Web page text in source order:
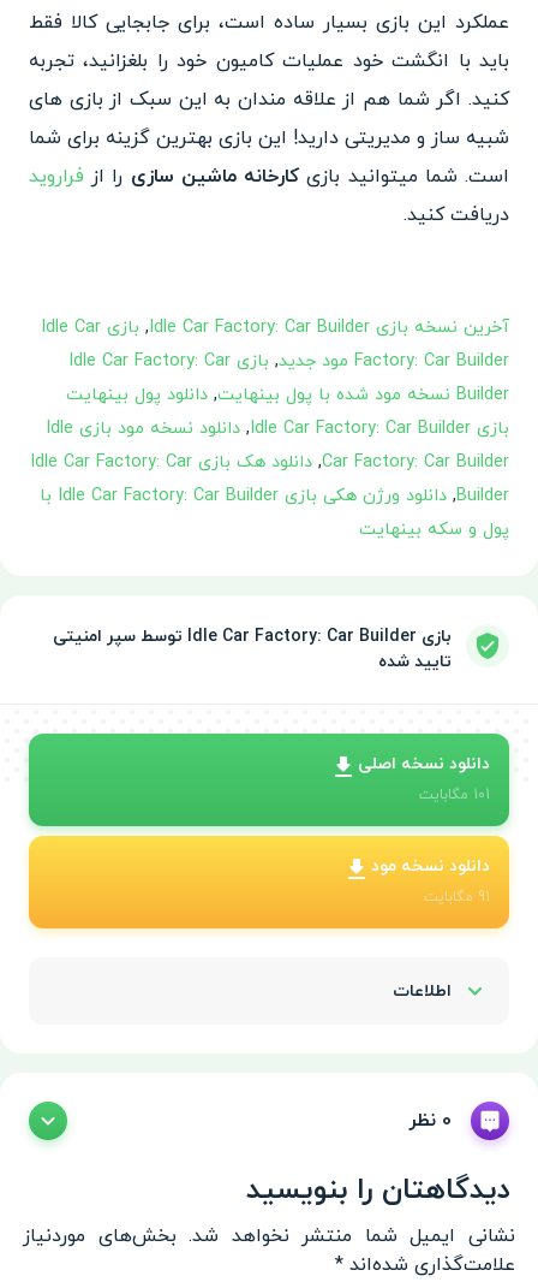
عملکرد این بازی بسیار ساده است، برای جابجایی کالا فقط
باید با انگشت خود عملیات کامیون خود را بلغزانید، تجربه
کنید. اگر شما هم از علاقه مندان به این سبک از بازی های
شبیه ساز و مدیریتی دارید! این بازی بهترین گزینه برای شما
است. شما میتوانید بازی کارخانه ماشین سازی را از فراروید
دریافت کنید.
آخرین نسخه بازی Idle Car Factory: Car Builder ,
بازی Idle Car
Factory: Car Builder مود جدید
,
بازی Idle Car Factory: Car
Builder نسخه مود شده با پول بینهایت
, دانلود پول بینهایت
بازی Idle Car Factory: Car Builder
,
دانلود نسخه مود بازی Idle
Car Factory: Car Builder
,
دانلود هک بازی Idle Car Factory: Car
Builder
,
دانلود ورژن هکی بازی Idle Car Factory: Car Builder با
پول و سکه بینهایت
بازی Idle Car Factory: Car Builder توسط سپر امنیتی
تایید شده
دانلود نسخه اصلی
101 مگابایت
دانلود نسخه مود
91 مگابایت
اطلاعات
0 نظر
دیدگاهتان را بنویسید
نشانی ایمیل شما منتشر نخواهد شد. بخش‌های موردنیاز
علامت‌گذاری شده‌اند *